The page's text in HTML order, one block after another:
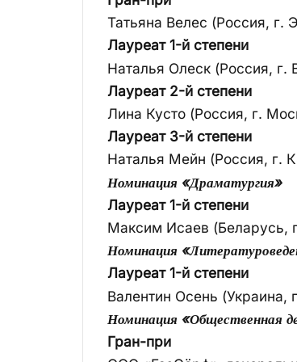
Татьяна Велес (Россия, г.
Лауреат 1-й степени
Наталья Олеск (Россия, г.
Лауреат 2-й степени
Лина Кусто (Россия, г.
Лауреат 3-й степени
Наталья Мейн (Россия, г.
Номинация «Драматургия»
Лауреат 1-й степени
Максим Исаев (Беларусь,
Номинация
Лауреат 1-й степени
Валентин Осень (Украина,
Номинация «Общественная
Гран-при